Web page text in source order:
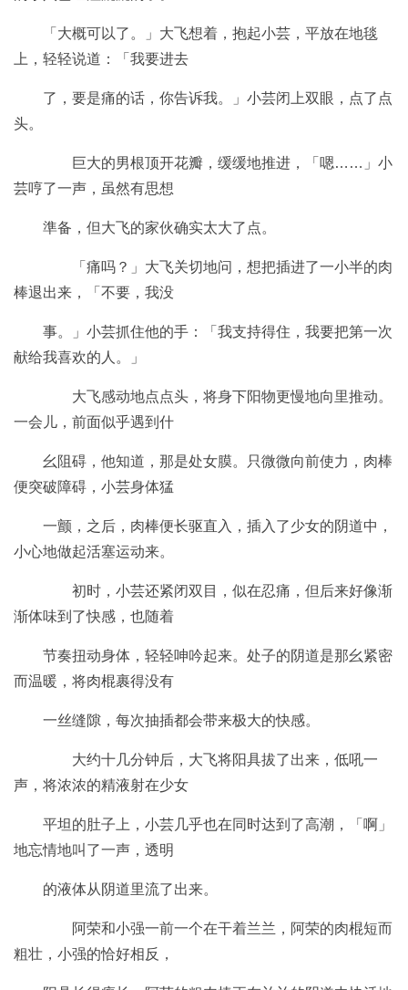
「大概可以了。」大飞想着，抱起小芸，平放在地毯
上，轻轻说道：「我要进去
了，要是痛的话，你告诉我。」小芸闭上双眼，点了点
头。
巨大的男根顶开花瓣，缓缓地推进，「嗯……」小
芸哼了一声，虽然有思想
準备，但大飞的家伙确实太大了点。
「痛吗？」大飞关切地问，想把插进了一小半的肉
棒退出来，「不要，我没
事。」小芸抓住他的手：「我支持得住，我要把第一次
献给我喜欢的人。」
大飞感动地点点头，将身下阳物更慢地向里推动。
一会儿，前面似乎遇到什
幺阻碍，他知道，那是处女膜。只微微向前使力，肉棒
便突破障碍，小芸身体猛
一颤，之后，肉棒便长驱直入，插入了少女的阴道中，
小心地做起活塞运动来。
初时，小芸还紧闭双目，似在忍痛，但后来好像渐
渐体味到了快感，也随着
节奏扭动身体，轻轻呻吟起来。处子的阴道是那幺紧密
而温暖，将肉棍裹得没有
一丝缝隙，每次抽插都会带来极大的快感。
大约十几分钟后，大飞将阳具拔了出来，低吼一
声，将浓浓的精液射在少女
平坦的肚子上，小芸几乎也在同时达到了高潮，「啊」
地忘情地叫了一声，透明
的液体从阴道里流了出来。
阿荣和小强一前一个在干着兰兰，阿荣的肉棍短而
粗壮，小强的恰好相反，